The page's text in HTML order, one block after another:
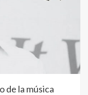
de la música